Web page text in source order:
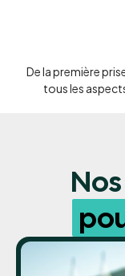
De la première
tous les